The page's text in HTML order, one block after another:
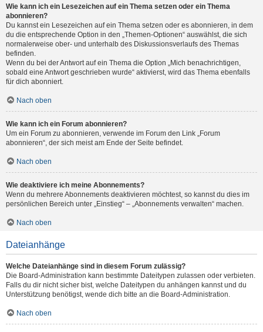
Wie kann ich ein Lesezeichen auf ein Thema setzen oder ein Thema
abonnieren?
Du kannst ein Lesezeichen auf ein Thema setzen oder es abonnieren, in dem
du die entsprechende Option in den „Themen-Optionen“ auswählst, die sich
normalerweise ober- und unterhalb des Diskussionsverlaufs des Themas
befinden.
Wenn du bei der Antwort auf ein Thema die Option „Mich benachrichtigen,
sobald eine Antwort geschrieben wurde“ aktivierst, wird das Thema ebenfalls
für dich abonniert.
Nach oben
Wie kann ich ein Forum abonnieren?
Um ein Forum zu abonnieren, verwende im Forum den Link „Forum
abonnieren“, der sich meist am Ende der Seite befindet.
Nach oben
Wie deaktiviere ich meine Abonnements?
Wenn du mehrere Abonnements deaktivieren möchtest, so kannst du dies im
persönlichen Bereich unter „Einstieg“ – „Abonnements verwalten“ machen.
Nach oben
Dateianhänge
Welche Dateianhänge sind in diesem Forum zulässig?
Die Board-Administration kann bestimmte Dateitypen zulassen oder verbieten.
Falls du dir nicht sicher bist, welche Dateitypen du anhängen kannst und du
Unterstützung benötigst, wende dich bitte an die Board-Administration.
Nach oben